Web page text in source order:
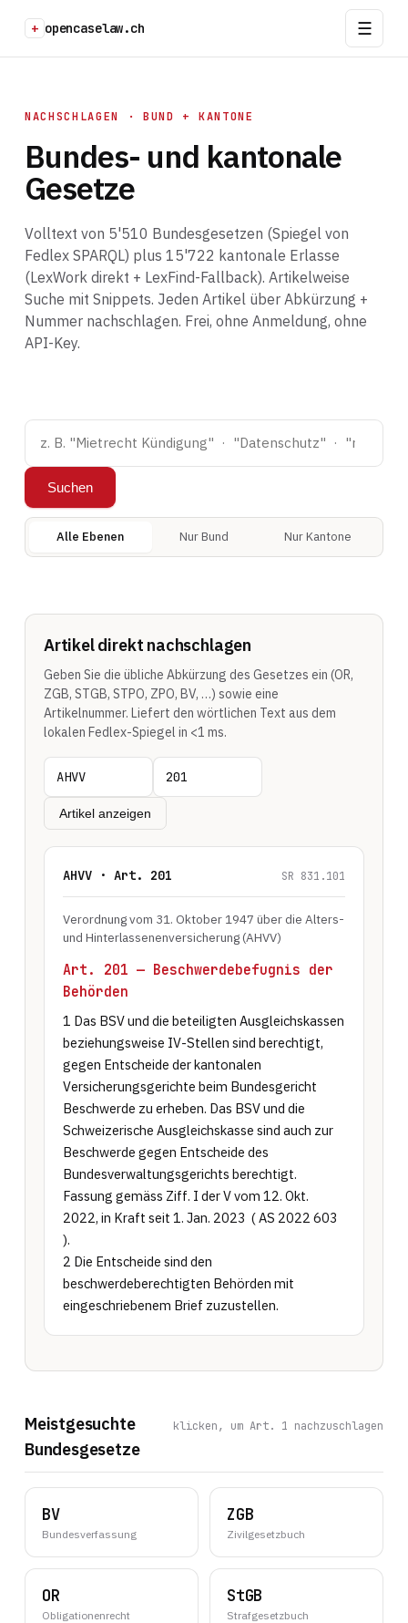
+ opencaselaw.ch
NACHSCHLAGEN · BUND + KANTONE
Bundes- und kantonale
Gesetze
Volltext von 5'510 Bundesgesetzen (Spiegel von
Fedlex SPARQL) plus 15'722 kantonale Erlasse
(LexWork direkt + LexFind-Fallback). Artikelweise
Suche mit Snippets. Jeden Artikel über Abkürzung +
Nummer nachschlagen. Frei, ohne Anmeldung, ohne
API-Key.
Suchen
Alle Ebenen Nur Bund Nur Kantone
Artikel direkt nachschlagen
Geben Sie die übliche Abkürzung des Gesetzes ein (OR,
ZGB, STGB, STPO, ZPO, BV, …) sowie eine
Artikelnummer. Liefert den wörtlichen Text aus dem
lokalen Fedlex-Spiegel in <1 ms.
Artikel anzeigen
AHVV · Art. 201 SR 831.101
Verordnung vom 31. Oktober 1947 über die Alters-
und Hinterlassenenversicherung (AHVV)
Art. 201 — Beschwerdebefugnis der
Behörden
1 Das BSV und die beteiligten Ausgleichskassen
beziehungsweise IV-Stellen sind berechtigt,
gegen Entscheide der kantonalen
Versicherungsgerichte beim Bundesgericht
Beschwerde zu erheben. Das BSV und die
Schweizerische Ausgleichskasse sind auch zur
Beschwerde gegen Entscheide des
Bundesverwaltungsgerichts berechtigt.
Fassung gemäss Ziff. I der V vom 12. Okt.
2022, in Kraft seit 1. Jan. 2023  ( AS 2022 603
).
2 Die Entscheide sind den
beschwerdeberechtigten Behörden mit
eingeschriebenem Brief zuzustellen.
Meistgesuchte
Bundesgesetze
klicken, um Art. 1 nachzuschlagen
BV
Bundesverfassung
ZGB
Zivilgesetzbuch
OR
Obligationenrecht
StGB
Strafgesetzbuch